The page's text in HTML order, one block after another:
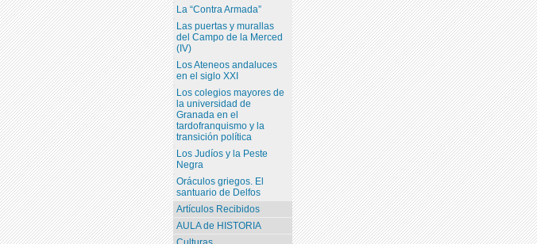
La “Contra Armada”
Las puertas y murallas
del Campo de la Merced
(IV)
Los Ateneos andaluces
en el siglo XXI
Los colegios mayores de
la universidad de
Granada en el
tardofranquismo y la
transición política
Los Judíos y la Peste
Negra
Oráculos griegos. El
santuario de Delfos
Artículos Recibidos
AULA de HISTORIA